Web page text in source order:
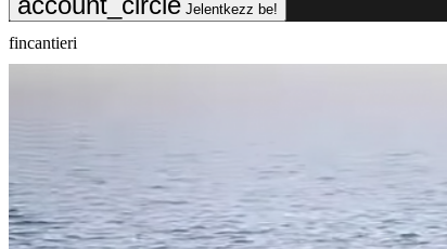
Jelentkezz be!
fincantieri